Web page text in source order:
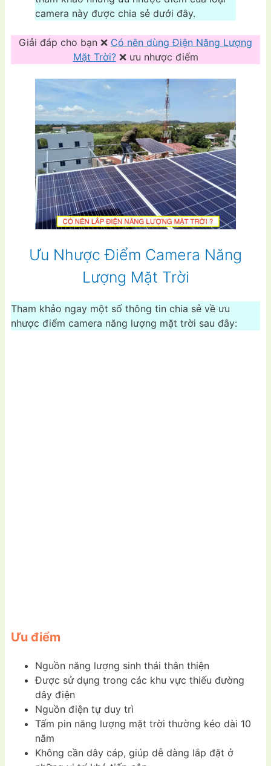
camera này được chia sẻ dưới đây.
Giải đáp cho bạn ❌ Có nên dùng Điện Năng Lượng
Mặt Trời?❌ ưu nhược điểm
Ưu Nhược Điểm Camera Năng
Lượng Mặt Trời
Tham khảo ngay một số thông tin chia sẻ về ưu
nhược điểm camera năng lượng mặt trời sau đây:
Ưu điểm
Nguồn năng lượng sinh thái thân thiện
Được sử dụng trong các khu vực thiếu đường
dây điện
Nguồn điện tự duy trì
Tấm pin năng lượng mặt trời thường kéo dài 10
năm
Không cần dây cáp, giúp dễ dàng lắp đặt ở